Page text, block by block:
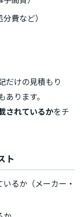
費など）
だけの見積もり
ります。
されているかをチ
ト
るか（メーカー・